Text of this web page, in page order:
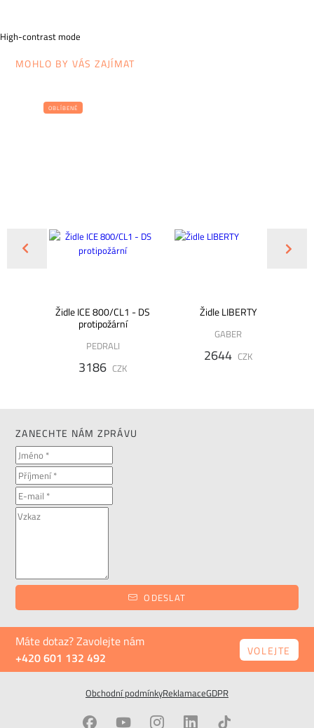
High-contrast mode
MOHLO BY VÁS ZAJÍMAT
OBLÍBENÉ
Židle ICE 800/CL1 - DS
protipožární
PEDRALI
3186 CZK
Židle LIBERTY
GABER
2644 CZK
ZANECHTE NÁM ZPRÁVU
ODESLAT
Máte dotaz? Zavolejte nám
+420 601 132 492
VOLEJTE
Obchodní podmínkyReklamaceGDPR